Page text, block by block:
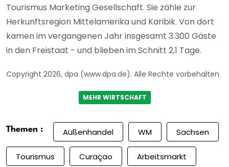
Tourismus Marketing Gesellschaft. Sie zähle zur
Herkunftsregion Mittelamerika und Karibik. Von dort
kamen im vergangenen Jahr insgesamt 3.300 Gäste
in den Freistaat - und blieben im Schnitt 2,1 Tage.
Copyright 2026, dpa (www.dpa.de). Alle Rechte vorbehalten
MEHR WIRTSCHAFT
Themen : Außenhandel WM Sachsen
Tourismus Curaçao Arbeitsmarkt